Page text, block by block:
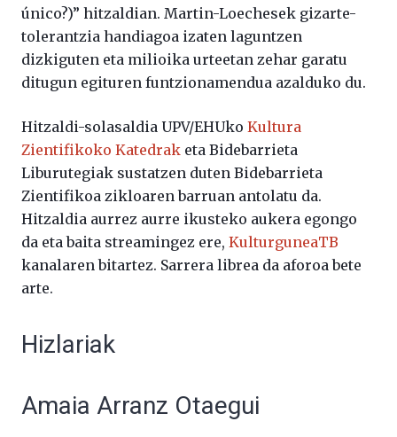
único?)” hitzaldian. Martin-Loechesek gizarte-
tolerantzia handiagoa izaten laguntzen
dizkiguten eta milioika urteetan zehar garatu
ditugun egituren funtzionamendua azalduko du.
Hitzaldi-solasaldia UPV/EHUko Kultura
Zientifikoko Katedrak eta Bidebarrieta
Liburutegiak sustatzen duten Bidebarrieta
Zientifikoa zikloaren barruan antolatu da.
Hitzaldia aurrez aurre ikusteko aukera egongo
da eta baita streamingez ere, KulturguneaTB
kanalaren bitartez. Sarrera librea da aforoa bete
arte.
Hizlariak
Amaia Arranz Otaegui